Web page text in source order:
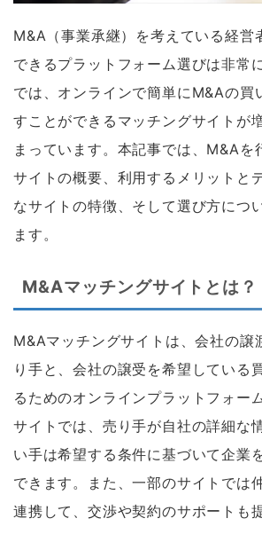
M&A（事業承継）を考えている経営
できるプラットフォーム選びは非常
では、オンラインで簡単にM&Aの買
すことができるマッチングサイトが
まっています。本記事では、M&Aを
サイトの概要、利用するメリットと
なサイトの特徴、そして選び方につ
ます。
M&Aマッチングサイトとは？
M&Aマッチングサイトは、会社の譲
り手と、会社の譲受を希望している
るためのオンラインプラットフォー
サイトでは、売り手が自社の詳細な
い手は希望する条件に基づいて企業
できます。また、一部のサイトでは
連携して、交渉や契約のサポートも